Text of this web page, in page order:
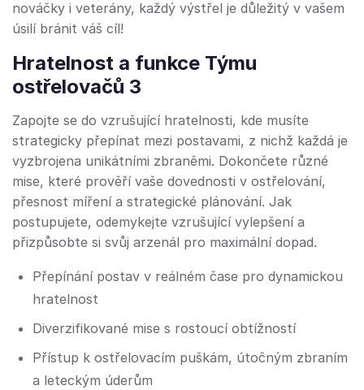
nováčky i veterány, každý výstřel je důležitý v vašem
úsilí bránit váš cíl!
Hratelnost a funkce Týmu
ostřelovačů 3
Zapojte se do vzrušující hratelnosti, kde musíte
strategicky přepínat mezi postavami, z nichž každá je
vyzbrojena unikátními zbraněmi. Dokončete různé
mise, které prověří vaše dovednosti v ostřelování,
přesnost míření a strategické plánování. Jak
postupujete, odemykejte vzrušující vylepšení a
přizpůsobte si svůj arzenál pro maximální dopad.
Přepínání postav v reálném čase pro dynamickou
hratelnost
Diverzifikované mise s rostoucí obtížností
Přístup k ostřelovacím puškám, útočným zbraním
a leteckým úderům